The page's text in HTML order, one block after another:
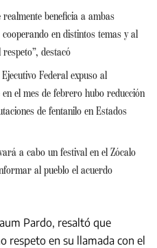
beneficia a ambas
en distintos temas y al
destacó
Federal expuso al
el mes de febrero hubo reducción
de fentanilo en Estados
a cabo un festival en el Zócalo
al pueblo el acuerdo
Pardo, resaltó que
respeto en su llamada con el